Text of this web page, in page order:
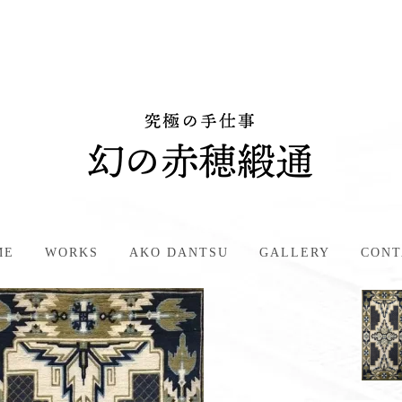
WORKS AKO DANTSU GALLERY